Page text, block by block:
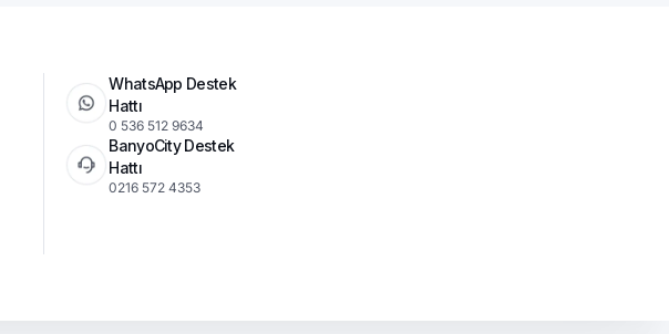
WhatsApp Destek
Hattı
0 536 512 9634
BanyoCity Destek
Hattı
0216 572 4353